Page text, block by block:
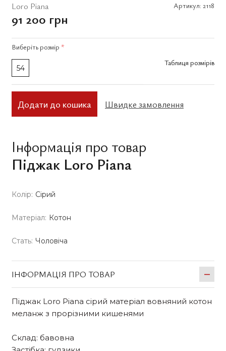
Loro Piana Артикул: 2118
91 200 грн
Виберіть розмір *
54
Таблиця розмірів
Додати до кошика Швидке замовлення
Інформація про товар
Піджак Loro Piana
Колір: Сірий
Матеріал: Котон
Стать: Чоловіча
ІНФОРМАЦІЯ ПРО ТОВАР
Піджак Loro Piana сірий матеріал вовняний котон
меланж з прорізними кишенями
Склад: бавовна